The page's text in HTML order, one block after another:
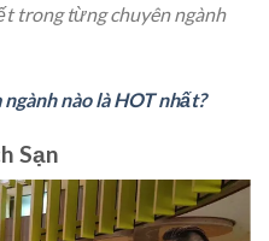
trong từng chuyên ngành
nào là HOT nhất?
Sạn